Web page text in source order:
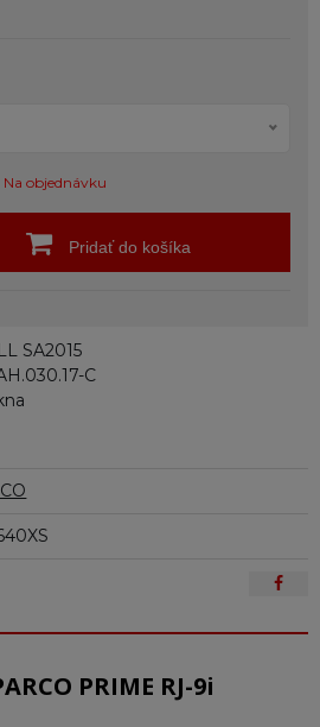
Na objednávku
Pridať do košíka
SA2015
C
PRIME RJ-9i